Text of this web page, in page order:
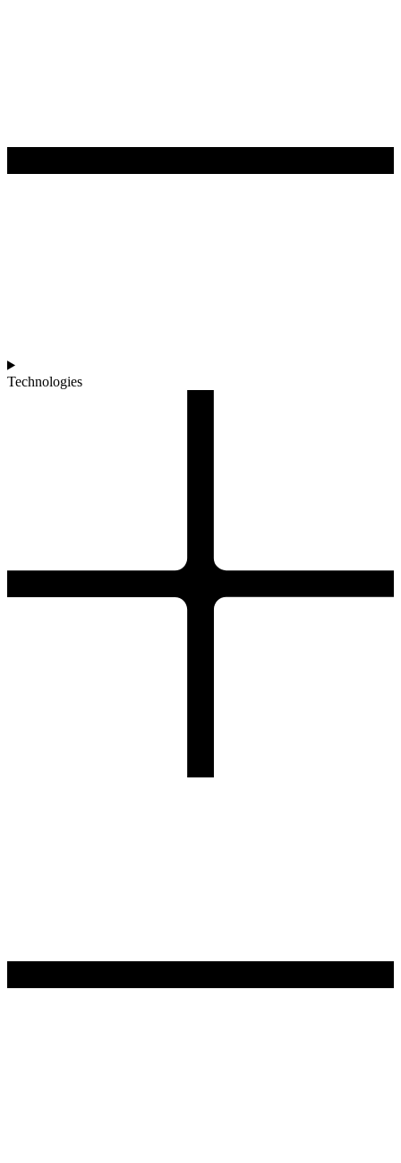
Technologies